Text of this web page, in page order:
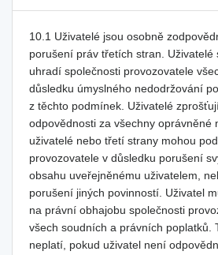
10.1 Uživatelé jsou osobně
porušení práv třetích stran. Uživatelé
uhradí společnosti provozovatele
důsledku úmyslného nedodržování
z těchto podmínek. Uživatelé
odpovědnosti za všechny oprávněné
uživatelé nebo třetí strany mohou
provozovatele v důsledku porušení
obsahu uveřejněnému uživatelem,
porušení jiných povinností. Uživatel
na právní obhajobu společnosti
všech soudních a právních poplatků.
neplatí, pokud uživatel není